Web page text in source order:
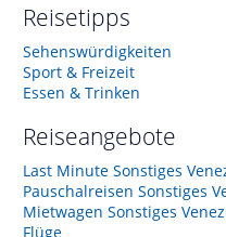
Reisetipps
Sehenswürdigkeiten
Sport & Freizeit
Essen & Trinken
Reiseangebote
Last Minute Sonstiges
Pauschalreisen Sonstiges
Mietwagen Sonstiges
Flüge